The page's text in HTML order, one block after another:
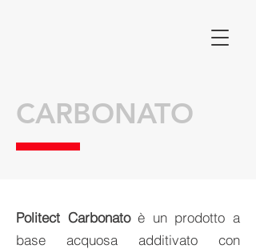
CARBONATO
Politect Carbonatoè un prodotto a
base acquosa additivato con